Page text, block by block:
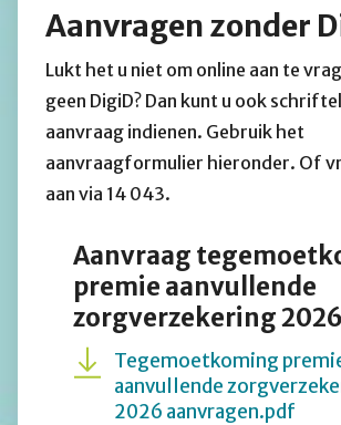
Aanvragen zonder
Lukt het u niet om online aan te
geen DigiD? Dan kunt u ook
aanvraag indienen. Gebruik het
aanvraagformulier hieronder. Of
aan via 14 043.
Aanvraag
premie aanvullende
zorgverzekering 2026
Tegemoetkoming
aanvullende
2026 aanvragen.pdf